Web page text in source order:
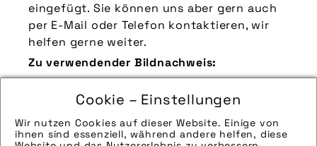
Cookie – Einstellungen
Wir nutzen Cookies auf dieser Website. Einige von
ihnen sind essenziell, während andere helfen, diese
eingefügt. Sie können uns aber gern auch
per E-Mail oder Telefon kontaktieren, wir
helfen gerne weiter.
Zu verwendender Bildnachweis:
Quelle/Source: „www.haibike.de | Klemens
König | pd-f“
Technik-Info:
Hinweise zur weiteren Recherche: